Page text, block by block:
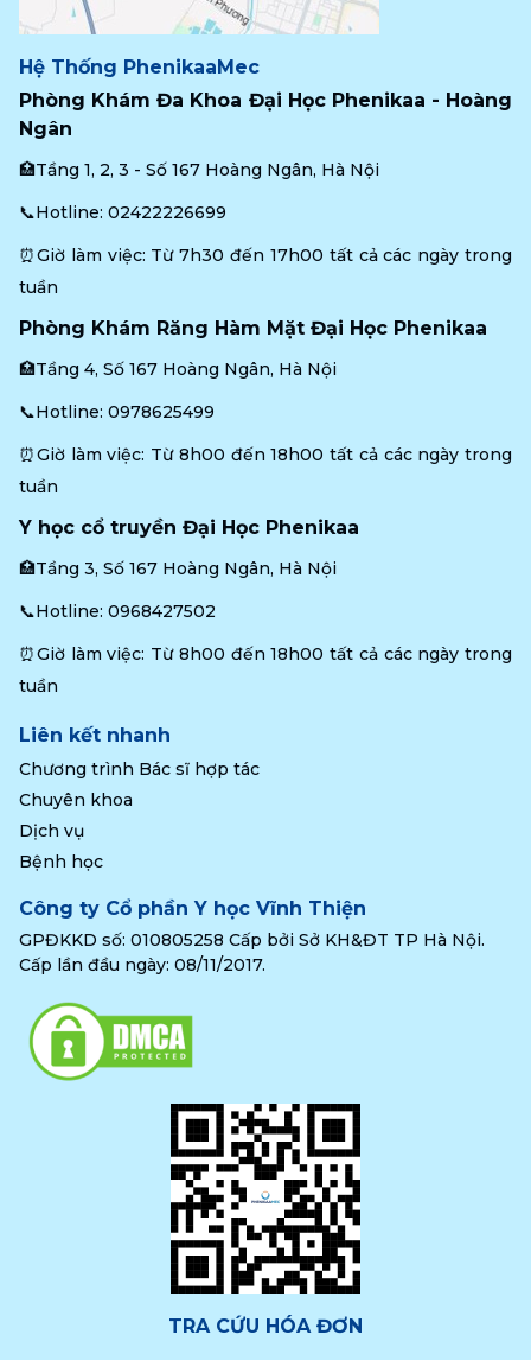
Hệ Thống PhenikaaMec
Phòng Khám Đa Khoa Đại Học Phenikaa - Hoàng
Ngân
🏥Tầng 1, 2, 3 - Số 167 Hoàng Ngân, Hà Nội
📞Hotline: 02422226699
⏰Giờ làm việc: Từ 7h30 đến 17h00 tất cả các ngày trong
tuần
Phòng Khám Răng Hàm Mặt Đại Học Phenikaa
🏥Tầng 4, Số 167 Hoàng Ngân, Hà Nội
📞Hotline: 0978625499
⏰Giờ làm việc: Từ 8h00 đến 18h00 tất cả các ngày trong
tuần
Y học cổ truyền Đại Học Phenikaa
🏥Tầng 3, Số 167 Hoàng Ngân, Hà Nội
📞Hotline: 0968427502
⏰Giờ làm việc: Từ 8h00 đến 18h00 tất cả các ngày trong
tuần
Liên kết nhanh
Chương trình Bác sĩ hợp tác
Chuyên khoa
Dịch vụ
Bệnh học
Công ty Cổ phần Y học Vĩnh Thiện
GPĐKKD số: 010805258 Cấp bởi Sở KH&ĐT TP Hà Nội.
Cấp lần đầu ngày: 08/11/2017.
TRA CỨU HÓA ĐƠN